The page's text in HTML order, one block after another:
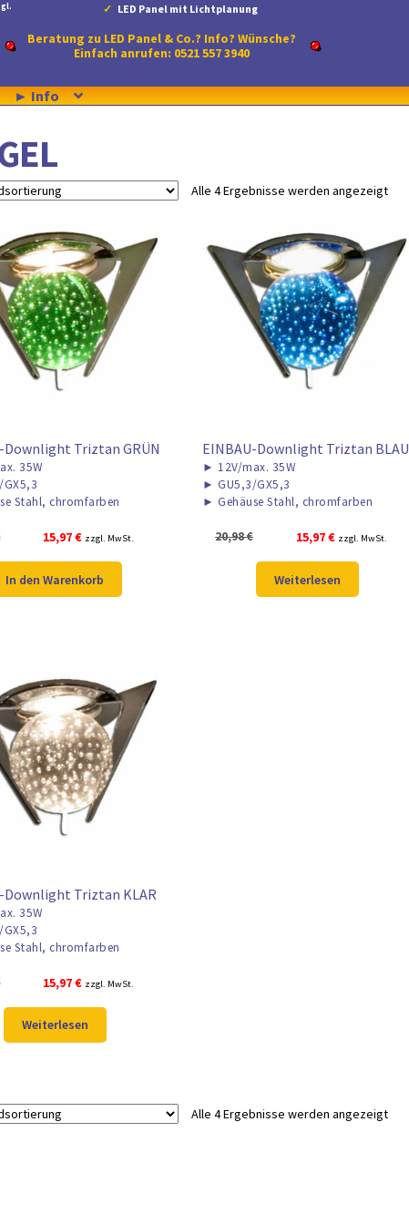
LED Panel mit Lichtplanung
Beratung zu LED Panel & Co.? Info? Wünsche?
Einfach anrufen: 0521 557 3940
► Info
Alle 4 Ergebnisse werden angezeigt
Downlight Triztan GRÜN
35W
Stahl, chromfarben
Ursprünglicher
war:
20,98 €
15,97€Aktueller
ist:
15,97 €.
zzgl. MwSt.
In den Warenkorb
EINBAU-Downlight Triztan BLAU
► 12V/max. 35W
► GU5,3/GX5,3
► Gehäuse Stahl, chromfarben
20,98€
Ursprünglicher
war:
20,98 €
15,97€Aktueller
ist:
15,97 €.
zzgl. MwSt.
Weiterlesen
Downlight Triztan KLAR
35W
Stahl, chromfarben
Ursprünglicher
war:
20,98 €
15,97€Aktueller
ist:
15,97 €.
zzgl. MwSt.
Weiterlesen
Alle 4 Ergebnisse werden angezeigt